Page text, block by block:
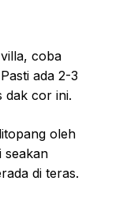
coba
ada 2-3
dak cor ini.
oleh
seakan
di teras.